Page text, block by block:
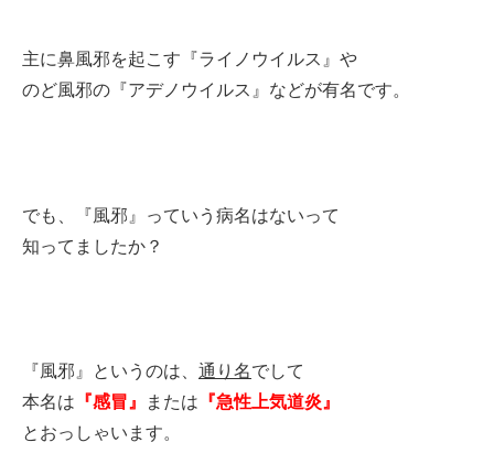
主に鼻風邪を起こす『ライノウイルス』や
のど風邪の『アデノウイルス』などが有名です。
でも、『風邪』っていう病名はないって
知ってましたか？
『風邪』というのは、 通り名でして
本名は 『感冒』 または 『急性上気道炎』
とおっしゃいます。